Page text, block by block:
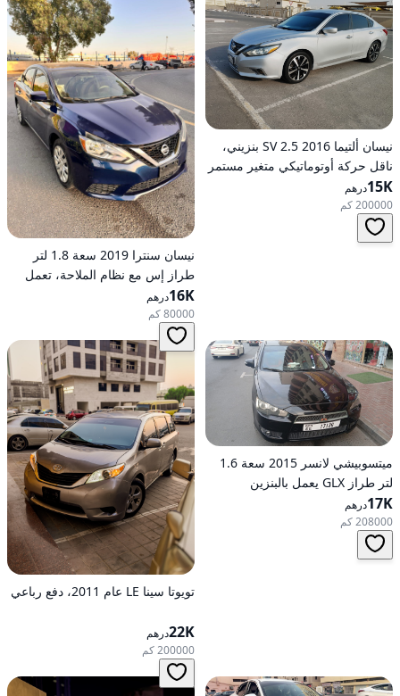
نيسان ألتيما 2016 2.5 SV بنزيني،
ناقل حركة أوتوماتيكي متغير مستمر
(CVT)، دفع أمامي15Kدرهم
200000 كم
نيسان سنترا 2019 سعة 1.8 لتر
طراز إس مع نظام الملاحة، تعمل
بالبنزين، ناقل حركة أوتوماتيكي، دفع
أمامي
16Kدرهم
80000 كم
ميتسوبيشي لانسر 2015 سعة 1.6
لتر طراز GLX يعمل بالبنزين
وأوتوماتيكي بدفع أمامي
17Kدرهم
208000 كم
تويوتا سينا LE عام 2011، دفع رباعي
22Kدرهم
200000 كم